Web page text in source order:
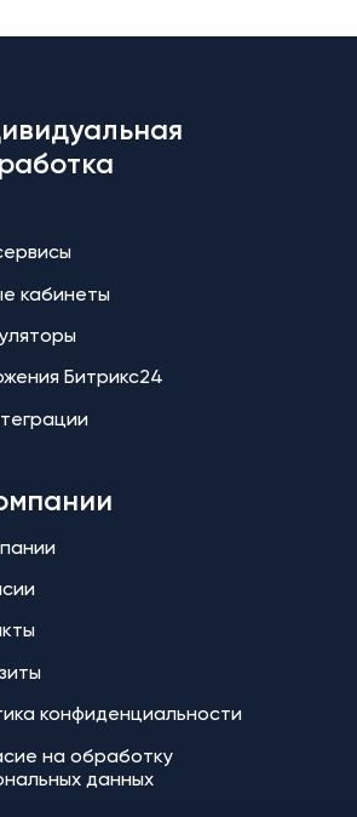
кабинеты
Битрикс24
конфиденциальности
на обработку
данных